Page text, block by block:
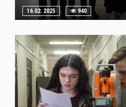
16.02. 2025 940